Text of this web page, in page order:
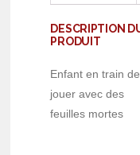
DESCRIPTION
PRODUIT
Enfant en train de
jouer avec des
feuilles mortes